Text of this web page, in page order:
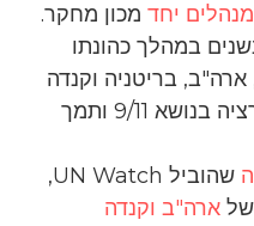
מנהלים יחד מכון מחקר.
במהלך כהונתו
בריטניה וקנדה
על שקידם תיאוריות קונספירציה בנושא 9/11 ותמך
שהוביל UN Watch,
של ארה"ב וקנדה